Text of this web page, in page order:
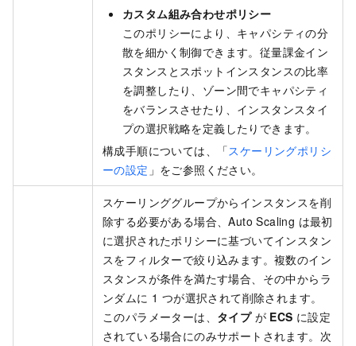
カスタム組み合わせポリシー
このポリシーにより、キャパシティの分
散を細かく制御できます。従量課金イン
スタンスとスポットインスタンスの比率
を調整したり、ゾーン間でキャパシティ
をバランスさせたり、インスタンスタイ
プの選択戦略を定義したりできます。
構成手順については、「スケーリングポリシ
ーの設定 」をご参照ください。
スケーリンググループからインスタンスを削
除する必要がある場合、Auto Scaling は最初
に選択されたポリシーに基づいてインスタン
スをフィルターで絞り込みます。複数のイン
スタンスが条件を満たす場合、その中からラ
ンダムに 1 つが選択されて削除されます。
このパラメーターは、 タイプが ECS に設定
されている場合にのみサポートされます。次